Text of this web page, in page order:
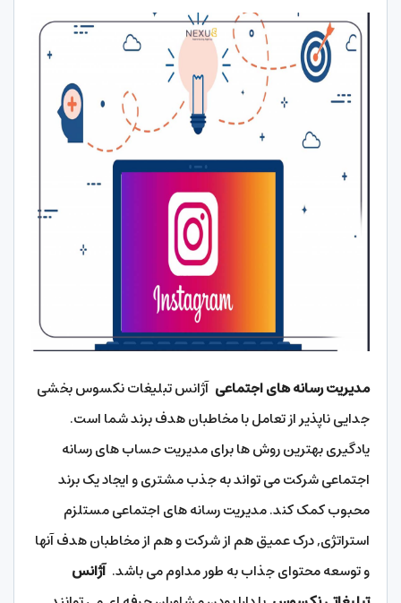
مدیریت رسانه های اجتماعی آژانس تبلیغات نکسوس بخشی
جدایی ناپذیر از تعامل با مخاطبان هدف برند شما است.
یادگیری بهترین روش ها برای مدیریت حساب های رسانه
اجتماعی شرکت می تواند به جذب مشتری و ایجاد یک برند
محبوب کمک کند. مدیریت رسانه های اجتماعی مستلزم
استراتژی, درک عمیق هم از شرکت و هم از مخاطبان هدف آنها
و توسعه محتوای جذاب به طور مداوم می باشد. آژانس